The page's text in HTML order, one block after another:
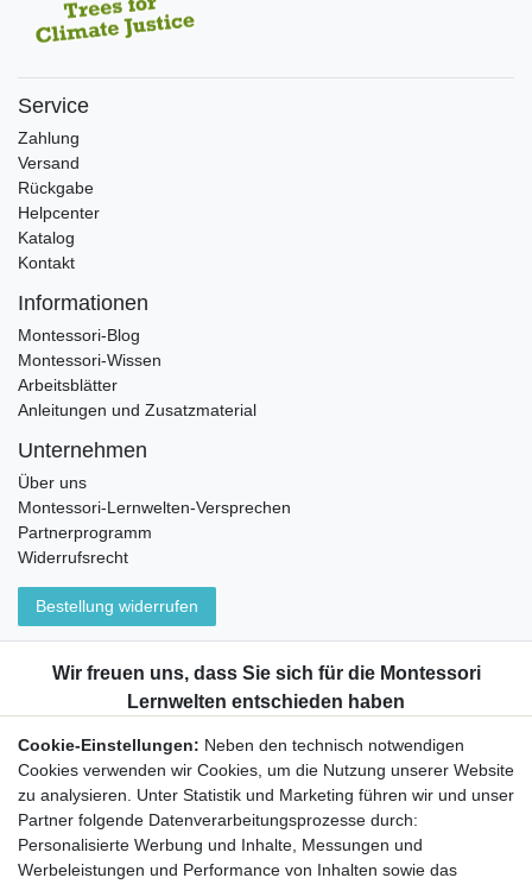
Service
Zahlung
Versand
Rückgabe
Helpcenter
Katalog
Kontakt
Informationen
Montessori-Blog
Montessori-Wissen
Arbeitsblätter
Anleitungen und Zusatzmaterial
Unternehmen
Über uns
Montessori-Lernwelten-Versprechen
Partnerprogramm
Widerrufsrecht
Bestellung widerrufen
Datenschutzerklärung
Aktuelles rund um Montessori-Materialien und
Montessori-Pädagogik.
Kostenfreie wöchentliche Infos
Hiermit bestätige ich, dass ich die Daten­schutz­erklärung
gelesen habe. Sie
können den Newsletter jederzeit kostenlos abbestellen.
Cookie-Einstellungen: Neben den technisch notwendigen
Cookies verwenden wir Cookies, um die Nutzung unserer Website
zu analysieren. Unter Statistik und Marketing führen wir und unser
Partner folgende Datenverarbeitungsprozesse durch:
Personalisierte Werbung und Inhalte, Messungen und
Werbeleistungen und Performance von Inhalten sowie das